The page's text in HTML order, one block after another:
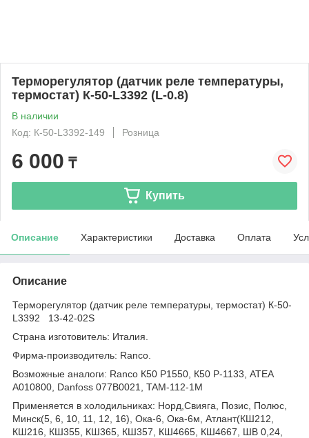
Терморегулятор (датчик реле температуры,
термостат) К-50-L3392 (L-0.8)
В наличии
Код: К-50-L3392-149
Розница
6 000 ₸
Купить
Описание Характеристики Доставка Оплата
Описание
Терморегулятор (датчик реле температуры, термостат) К-50-
L3392 13-42-02S
Страна изготовитель: Италия.
Фирма-производитель: Ranco.
Возможные аналоги: Ranco К50 Р1550, К50 Р-1133, ATEA
A010800, Danfoss 077B0021, TAM-112-1M
Применяется в холодильниках: Норд,Свияга, Позис, Полюс,
Минск(5, 6, 10, 11, 12, 16), Ока-6, Ока-6м, Атлант(КШ212,
КШ216, КШ355, КШ365, КШ357, КШ4665, КШ4667, ШВ 0,24,